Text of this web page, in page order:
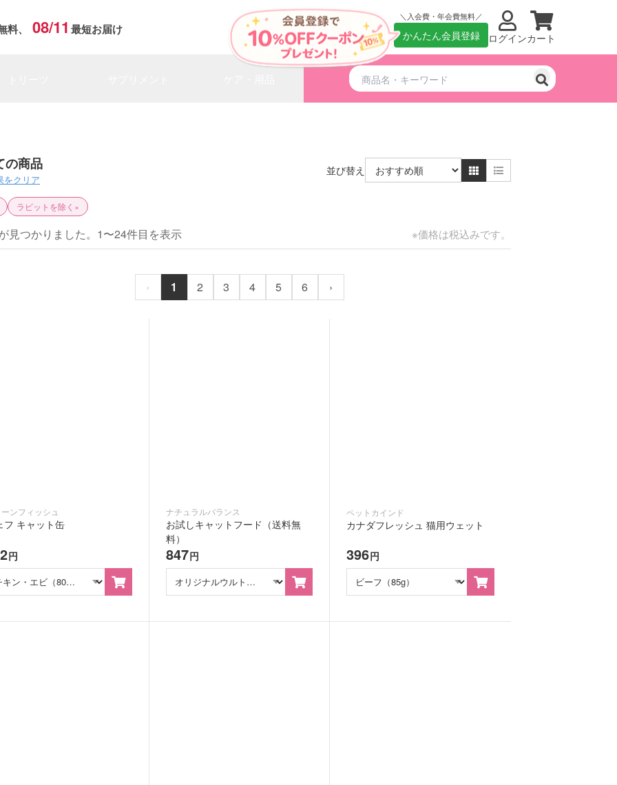
料、 08/11 最短お届け
入会費・年会費無料
かんたん会員登録 ログインカート
の商品
をクリア
並び替え
ラビットを除く ×
見つかりました。1〜24件目を表示 ※価格は税込みです。
‹ 1 2 3 4 5 6 ›
ンフィッシュ
フ キャット缶
円
ナチュラルバランス
お試しキャットフード（送料無
料）
847円
ペットカインド
カナダフレッシュ 猫用ウェット
396円